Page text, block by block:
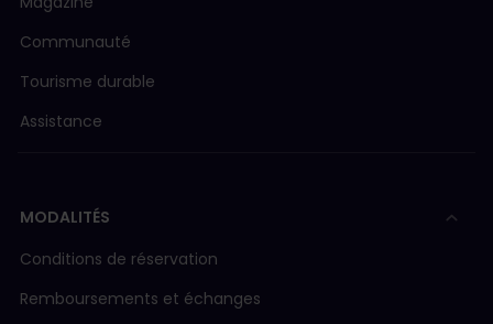
trouverez dans l'e-mail de confirmation de
commande ou en accédant au Pass mobile
dans l'application.
Pour ajouter un voyageur titulaire du Pass
Une fois les voyageurs ajoutés, vous pourrez
réserver vos places assises.
Communauté
Tourisme durable
Assistance
MODALITÉS
Conditions de réservation
Remboursements et échanges